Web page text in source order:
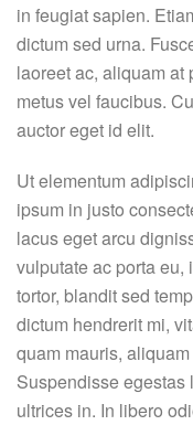
in feugiat sapien.
dictum sed urna.
laoreet ac, aliquam
metus vel faucibus.
auctor eget id elit.
Ut elementum
ipsum in justo
lacus eget arcu
vulputate ac porta
tortor, blandit sed
dictum hendrerit mi,
quam mauris,
Suspendisse egestas
ultrices in. In libero